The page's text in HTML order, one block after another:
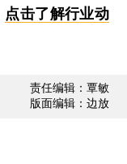
点击了解行业动
责任编辑：覃敏
版面编辑：边放